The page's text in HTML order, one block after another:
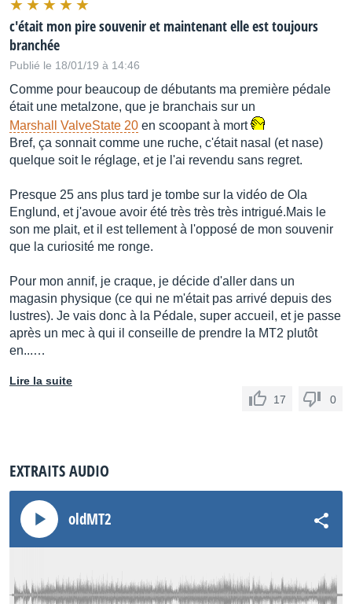
c'était mon pire souvenir et maintenant elle est toujours
branchée
Publié le 18/01/19 à 14:46
Comme pour beaucoup de débutants ma première pédale
était une metalzone, que je branchais sur un
Marshall ValveState 20 en scoopant à mort
Bref, ça sonnait comme une ruche, c'était nasal (et nase)
quelque soit le réglage, et je l'ai revendu sans regret.
Presque 25 ans plus tard je tombe sur la vidéo de Ola
Englund, et j'avoue avoir été très très très intrigué.Mais le
son me plait, et il est tellement à l'opposé de mon souvenir
que la curiosité me ronge.
Pour mon annif, je craque, je décide d'aller dans un
magasin physique (ce qui ne m'était pas arrivé depuis des
lustres). Je vais donc à la Pédale, super accueil, et je passe
après un mec à qui il conseille de prendre la MT2 plutôt
en...…
Lire la suite
17
0
EXTRAITS AUDIO
oldMT2